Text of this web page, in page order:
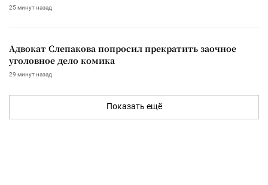
25 минут назад
Адвокат Слепакова попросил прекратить заочное
уголовное дело комика
29 минут назад
Показать ещё